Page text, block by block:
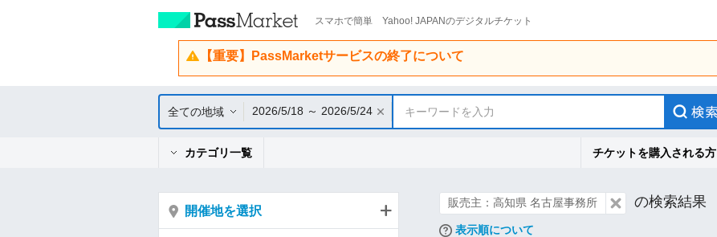
スマホで簡単 Yahoo! JAPANのデジタルチケット
【重要】PassMarketサービスの終了について
全ての地域 2026/5/18 ～ 2026/5/24 キーワードを入力
カテゴリ一覧 チケットを購入される方
販売主：高知県 名古屋事務所 の検索結果
表示順について
開催地を選択